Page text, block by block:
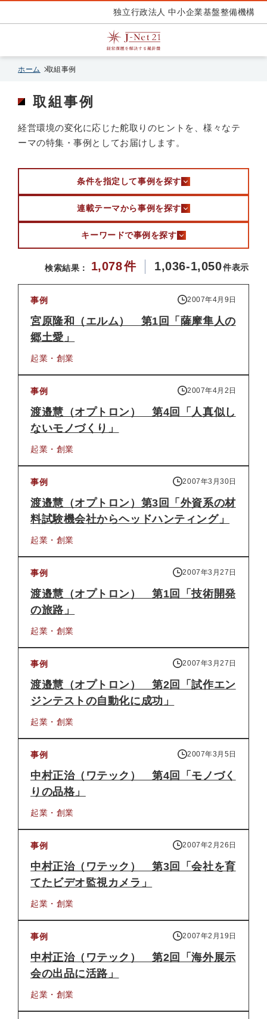
独立行政法人 中小企業基盤整備機構
ホーム 取組事例
取組事例
経営環境の変化に応じた舵取りのヒントを、様々なテ
ーマの特集・事例としてお届けします。
条件を指定して事例を探す
連載テーマから事例を探す
キーワードで事例を探す
検索結果： 1,078件 1,036-1,050件表示
事例 2007年4月9日
宮原隆和（エルム） 第1回「薩摩隼人の
郷土愛」
起業・創業
事例 2007年4月2日
渡邉慧（オプトロン） 第4回「人真似し
ないモノづくり」
起業・創業
事例 2007年3月30日
渡邉慧（オプトロン）第3回「外資系の材
料試験機会社からヘッドハンティング」
起業・創業
事例 2007年3月27日
渡邉慧（オプトロン） 第1回「技術開発
の旅路」
起業・創業
事例 2007年3月27日
渡邉慧（オプトロン） 第2回「試作エン
ジンテストの自動化に成功」
起業・創業
事例 2007年3月5日
中村正治（ワテック） 第4回「モノづく
りの品格」
起業・創業
事例 2007年2月26日
中村正治（ワテック） 第3回「会社を育
てたビデオ監視カメラ」
起業・創業
事例 2007年2月19日
中村正治（ワテック） 第2回「海外展示
会の出品に活路」
起業・創業